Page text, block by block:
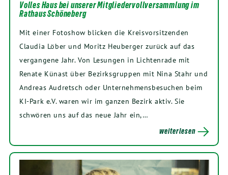
Volles Haus bei unserer Mitgliedervollversammlung im
Rathaus Schöneberg
Mit einer Fotoshow blicken die Kreisvorsitzenden
Claudia Löber und Moritz Heuberger zurück auf das
vergangene Jahr. Von Lesungen in Lichtenrade mit
Renate Künast über Bezirksgruppen mit Nina Stahr und
Andreas Audretsch oder Unternehmensbesuchen beim
KI-Park e.V. waren wir im ganzen Bezirk aktiv. Sie
schwören uns auf das neue Jahr ein,…
weiterlesen